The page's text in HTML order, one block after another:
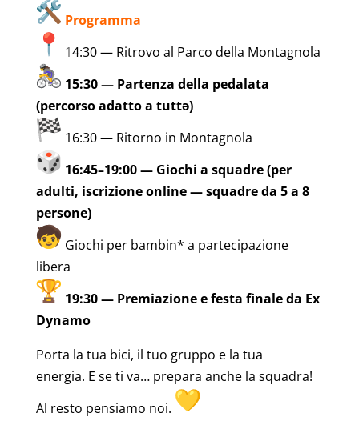
Programma
14:30 — Ritrovo al Parco della Montagnola
15:30 — Partenza della pedalata
(percorso adatto a tuttə)
16:30 — Ritorno in Montagnola
16:45–19:00 — Giochi a squadre (per
adulti, iscrizione online — squadre da 5 a 8
persone)
Giochi per bambin* a partecipazione
libera
19:30 — Premiazione e festa finale da Ex
Dynamo
Porta la tua bici, il tuo gruppo e la tua
energia. E se ti va… prepara anche la squadra!
Al resto pensiamo noi.